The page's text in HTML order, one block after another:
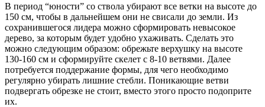
В период “юности” со ствола убирают все ветки на высоте до
150 см, чтобы в дальнейшем они не свисали до земли. Из
сохранившегося лидера можно сформировать невысокое
дерево, за которым будет удобно ухаживать. Сделать это
можно следующим образом: обрежьте верхушку на высоте
130-160 см и сформируйте скелет с 8-10 ветвями. Далее
потребуется поддержание формы, для чего необходимо
регулярно убирать лишние стебли. Поникающие ветви
подвергать обрезке не стоит, вместо этого просто подоприте
их.